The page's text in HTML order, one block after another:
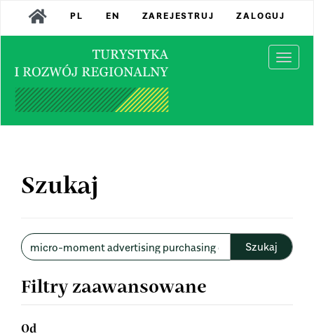
Main
Navigation
Sidebar
PL EN ZAREJESTRUJ ZALOGUJ
Szukaj
Wyszukaj
w
Filtry zaawansowane
Od